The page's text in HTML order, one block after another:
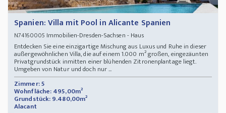
Spanien: Villa mit Pool in Alicante Spanien
N74160005 Immobilien-Dresden-Sachsen - Haus
Entdecken Sie eine einzigartige Mischung aus Luxus und Ruhe in dieser
außergewöhnlichen Villa, die auf einem 1.000 m² großen, eingezäunten
Privatgrundstück inmitten einer blühenden Zitronenplantage liegt.
Umgeben von Natur und doch nur ...
Zimmer: 5
Wohnfläche: 495,00m²
Grundstück: 9.480,00m²
Alacant